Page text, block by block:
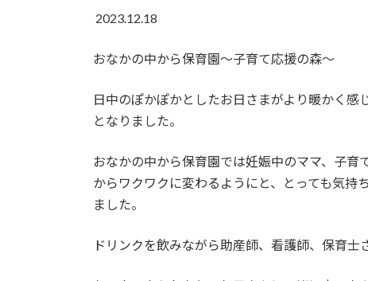
時
:
2023.12.18
おなかの中から保育園〜子育て応援の森〜
日中のぽかぽかとしたお日さまがより暖かく
となりました。
おなかの中から保育園では妊娠中のママ、子
からワクワクに変わるようにと、とっても気持
ました。
ドリンクを飲みながら助産師、看護師、保育士